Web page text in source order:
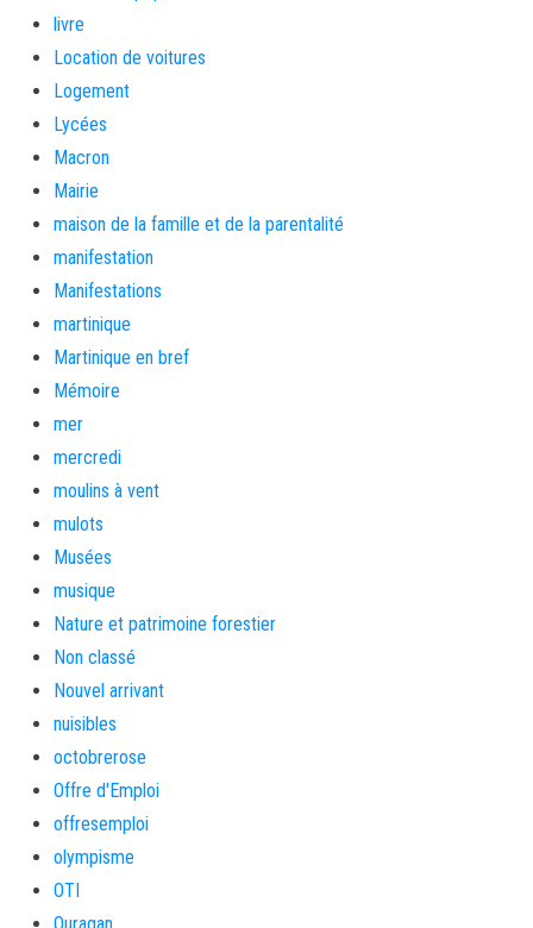
livre
Location de voitures
Logement
Lycées
Macron
Mairie
maison de la famille et de la parentalité
manifestation
Manifestations
martinique
Martinique en bref
Mémoire
mer
mercredi
moulins à vent
mulots
Musées
musique
Nature et patrimoine forestier
Non classé
Nouvel arrivant
nuisibles
octobrerose
Offre d'Emploi
offresemploi
olympisme
OTI